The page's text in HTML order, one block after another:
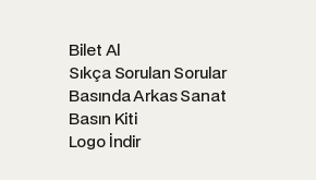
Bilet Al
Sıkça Sorulan Sorular
Basında Arkas Sanat
Basın Kiti
Logo İndir